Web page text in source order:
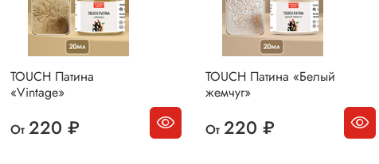
TOUCH Патина
«Vintage»
От 220 ₽
TOUCH Патина «Белый
жемчуг»
От 220 ₽